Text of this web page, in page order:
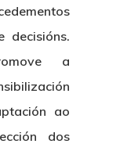
decisións.
a
ao
dos